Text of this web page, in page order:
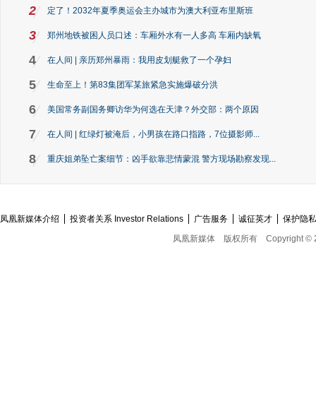
2 定了！2032年夏季奥运会主办城市为澳大利亚布里斯班
3 郑州地铁被困人员口述：车厢外水有一人多高 车厢内缺氧
4 在人间 | 亲历郑州暴雨：我用皮划艇救了一个孕妇
5 生命至上！第83集团军某旅紧急实施爆破分洪
6 美国常务副国务卿访华为何选在天津？外交部：两个原因
7 在人间 | 红绿灯被淹后，小男孩在路口指路，7位摄影师...
8 重庆姐弟坠亡案细节：凶手欲靠悲情蒙混 警方现场勘察发现...
凤凰新媒体介绍 投资者关系 Investor Relations 广告服务 诚征英才
保护隐
凤凰新媒体
版权所有 Copyright ©